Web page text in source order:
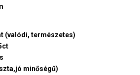
(valódi, természetes)
minőségű)